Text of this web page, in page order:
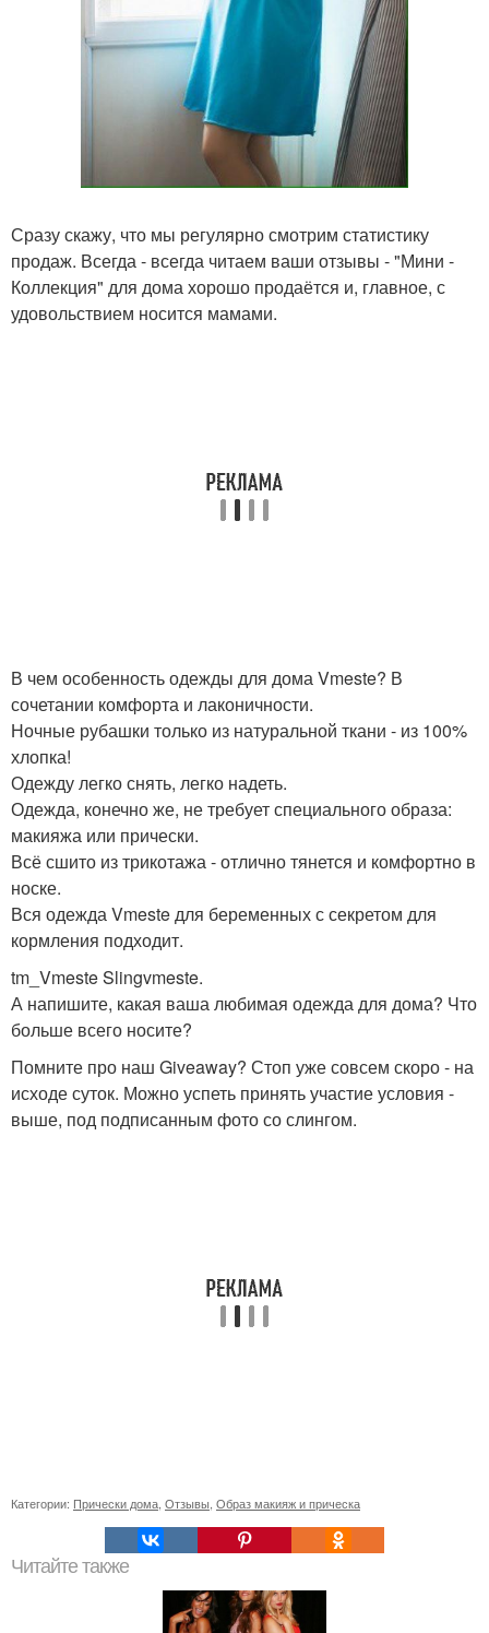
Сразу скажу, что мы регулярно смотрим статистику
продаж. Всегда - всегда читаем ваши отзывы - "Мини -
Коллекция" для дома хорошо продаётся и, главное, с
удовольствием носится мамами.
В чем особенность одежды для дома Vmeste? В
сочетании комфорта и лаконичности.
Ночные рубашки только из натуральной ткани - из 100%
хлопка!
Одежду легко снять, легко надеть.
Одежда, конечно же, не требует специального образа:
макияжа или прически.
Всё сшито из трикотажа - отлично тянется и комфортно в
носке.
Вся одежда Vmeste для беременных с секретом для
кормления подходит.
tm_Vmeste Slingvmeste.
А напишите, какая ваша любимая одежда для дома? Что
больше всего носите?
Помните про наш Giveaway? Стоп уже совсем скоро - на
исходе суток. Можно успеть принять участие условия -
выше, под подписанным фото со слингом.
Категории: Прически дома Отзывы Образ макияж и прическа
Читайте также